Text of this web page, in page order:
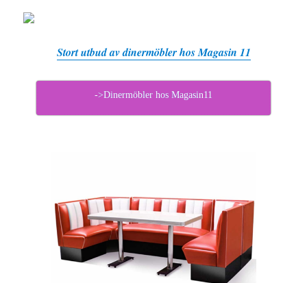
Stort utbud av dinermöbler hos Magasin 11
->Dinermöbler hos Magasin11